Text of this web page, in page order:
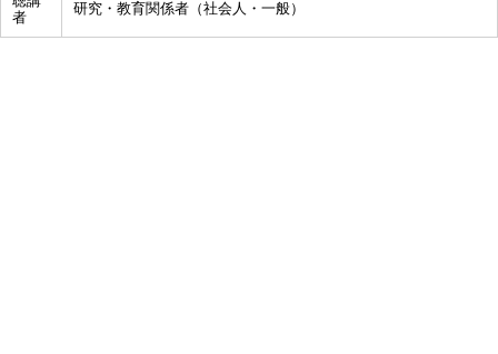
者
研究・教育関係者（社会人・一般）